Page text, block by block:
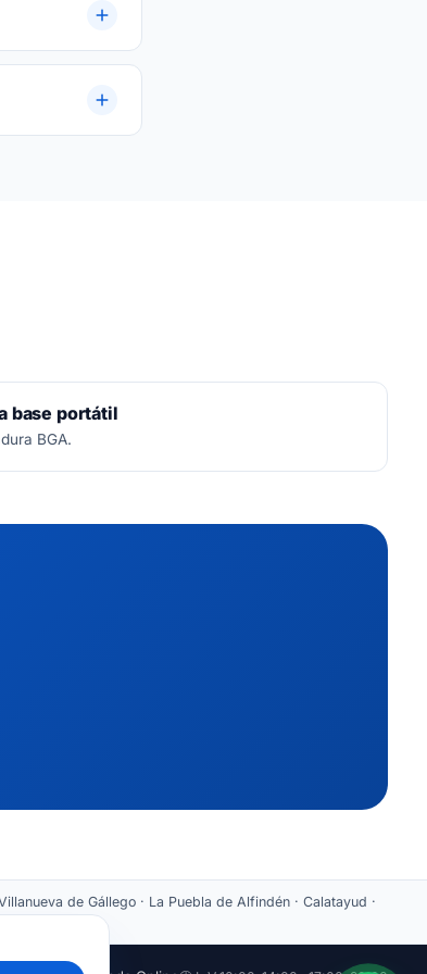
base portátil
BGA.
de Gállego · La Puebla de Alfindén · Calatayud ·